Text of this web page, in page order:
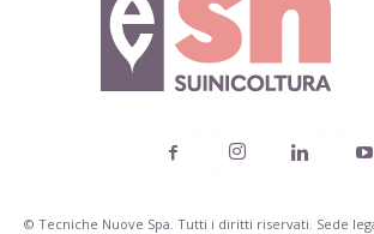
© Tecniche Nuove Spa. Tutti i diritti riservati. Sede